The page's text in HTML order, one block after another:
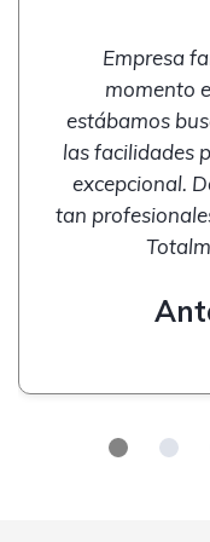
Empresa
momento
estábamos
las facilidades
excepcional.
tan